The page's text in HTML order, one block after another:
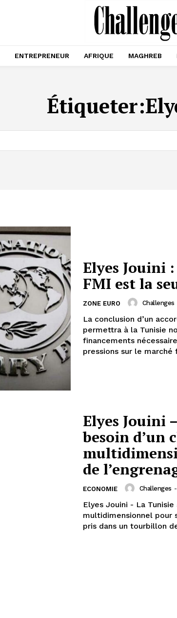
ENTREPRENEUR AFRIQUE MAGHREB
Étiqueter:
Elyes Jouini
FMI est la
ZONE EURO Challenges
La conclusion d’un
permettra à la Tunisie
financements
pressions sur le marché
Elyes Jouini
besoin d’un
de
ECONOMIE Challenges -
Elyes Jouini - La
multidimensionnel pour sortir
pris dans un tourbillon